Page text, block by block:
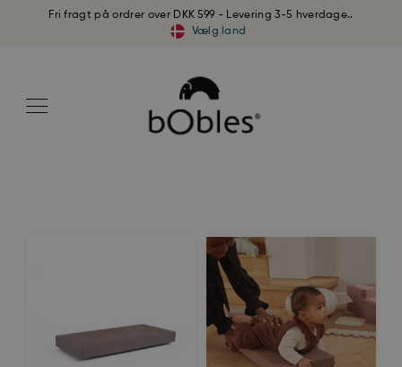
Fri fragt på ordrer over DKK 599 - Levering 3-5 hverdage..
Vælg land